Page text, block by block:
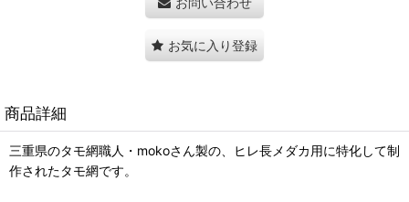
お気に入り登録
商品詳細
三重県のタモ網職人・mokoさん製の、ヒレ長メダカ用に特化して制
作されたタモ網です。